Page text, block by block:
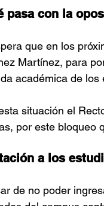
pasa con la
que en los
Martínez, para
académica de
situación el
por este bloqueo
a los
de no poder